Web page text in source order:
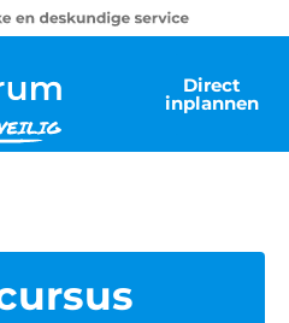
Direct
inplannen